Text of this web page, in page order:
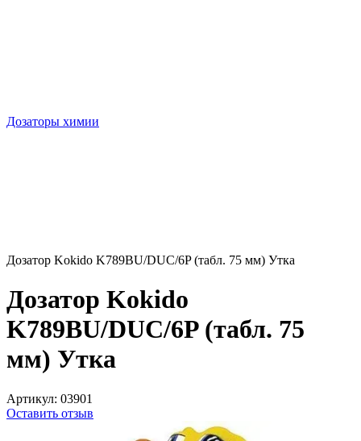
Дозаторы химии
Дозатор Kokido K789BU/DUC/6P (табл. 75 мм) Утка
Дозатор Kokido
K789BU/DUC/6P (табл. 75
мм) Утка
Артикул: 03901
Оставить отзыв